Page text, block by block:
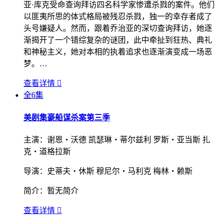
亚·库克受命查询拜访四名科学家惨遭杀戮的案件。他们
以匪夷所思的体式格局被残忍杀戮，独一的幸存者成了
头号嫌疑人。然而，跟着乔治亚的深切查询拜访，她逐
渐揭开了一个错综复杂的谜团，此中牵扯到狂热、典礼
和神秘主义，她对本相的执着追求也逐渐演变成一场恶
梦。…
查看详情 
全6集
美剧集豪船谋杀案第三季
主演： 谢恩・沃德 凯瑟琳・蒂尔兹利 罗斯・亚当斯 扎
克・道格拉斯
导演： 史蒂夫・休斯 穆尼尔・马利克 梅林・赖斯
简介： 暂无简介
查看详情 